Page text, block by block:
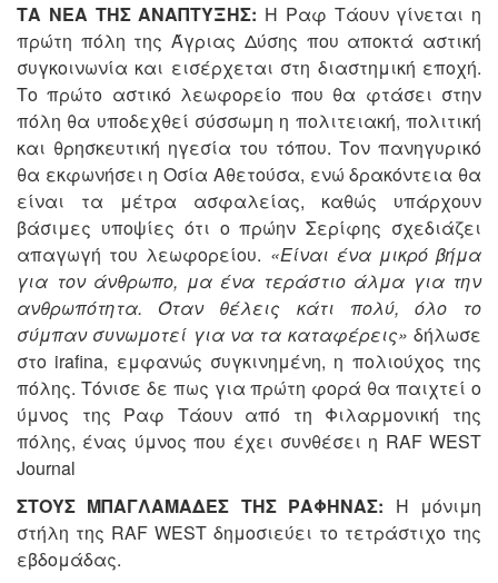
ΤΑ ΝΕΑ ΤΗΣ ΑΝΑΠΤΥΞΗΣ: Η Ραφ Τάουν γίνεται η
πρώτη πόλη της Άγριας Δύσης που αποκτά αστική
συγκοινωνία και εισέρχεται στη διαστημική εποχή.
Το πρώτο αστικό λεωφορείο που θα φτάσει στην
πόλη θα υποδεχθεί σύσσωμη η πολιτειακή, πολιτική
και θρησκευτική ηγεσία του τόπου. Τον πανηγυρικό
θα εκφωνήσει η Οσία Αθετούσα, ενώ δρακόντεια θα
είναι τα μέτρα ασφαλείας, καθώς υπάρχουν
βάσιμες υποψίες ότι ο πρώην Σερίφης σχεδιάζει
απαγωγή του λεωφορείου. «Είναι ένα μικρό βήμα
για τον άνθρωπο, μα ένα τεράστιο άλμα για την
ανθρωπότητα. Όταν θέλεις κάτι πολύ, όλο το
σύμπαν συνωμοτεί για να τα καταφέρεις» δήλωσε
στο irafina, εμφανώς συγκινημένη, η πολιούχος της
πόλης. Τόνισε δε πως για πρώτη φορά θα παιχτεί ο
ύμνος της Ραφ Τάουν από τη Φιλαρμονική της
πόλης, ένας ύμνος που έχει συνθέσει η RAF WEST
Journal
ΣΤΟΥΣ ΜΠΑΓΛΑΜΑΔΕΣ ΤΗΣ ΡΑΦΗΝΑΣ: Η μόνιμη
στήλη της RAF WEST δημοσιεύει το τετράστιχο της
εβδομάδας.